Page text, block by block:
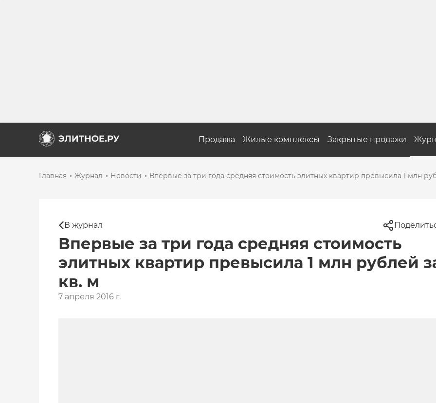
Продажа Жилые комплексы Закрытые продажи
Главная Журнал Новости Впервые за три года средняя стоимость элитных квартир превысила 1 млн
В журнал
Впервые за три года средняя стоимость
элитных квартир превысила 1 млн рублей
кв. м
7 апреля 2016 г.